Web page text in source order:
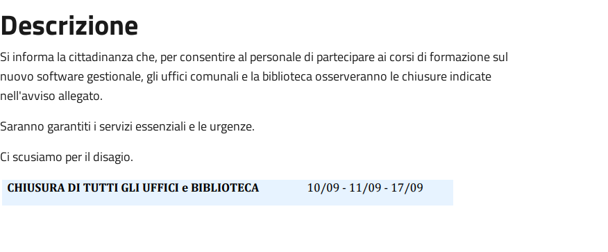
Descrizione
Si informa la cittadinanza che, per consentire al personale di partecipare ai corsi di formazione sul
nuovo software gestionale, gli uffici comunali e la biblioteca osserveranno le chiusure indicate
nell'avviso allegato.
Saranno garantiti i servizi essenziali e le urgenze.
Ci scusiamo per il disagio.